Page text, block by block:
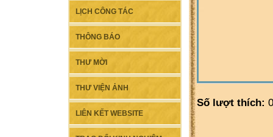
LỊCH CÔNG TÁC
THÔNG BÁO
THƯ MỜI
THƯ VIỆN ẢNH
LIÊN KẾT WEBSITE
Số lượt thích: